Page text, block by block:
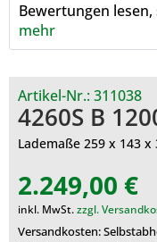
Bewertungen
mehr
Artikel-Nr.:311038
4260S B
Lademaße 259 x 143
2.249,00 €
inkl. MwSt.zzgl.
Versandkosten: